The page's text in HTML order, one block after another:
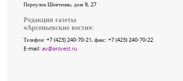
Переулок Шевченко, дом 9, 27
Редакция газеты
«Арсеньевские вести»:
Телефон: +7 (423) 240-70-21, факс: +7 (423) 240-70-22
E-mail: av@arsvest.ru